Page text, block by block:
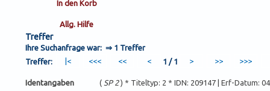
Treffer
Ihre Suchanfrage war: ⇒ 1 Treffer
Treffer:
1 / 1
Identangaben ( SP 2) * Titeltyp: 2 * IDN: 209147 | Erf-Datum: